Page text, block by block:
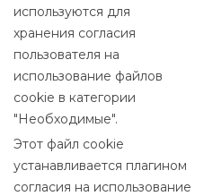
используются для
хранения согласия
пользователя на
использование файлов
cookie в категории
"Необходимые".
Этот файл cookie
устанавливается плагином
согласия на использование